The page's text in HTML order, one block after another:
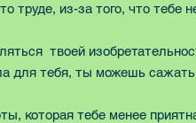
из-за того, что тебе
твоей
для тебя, ты можешь
которая тебе менее